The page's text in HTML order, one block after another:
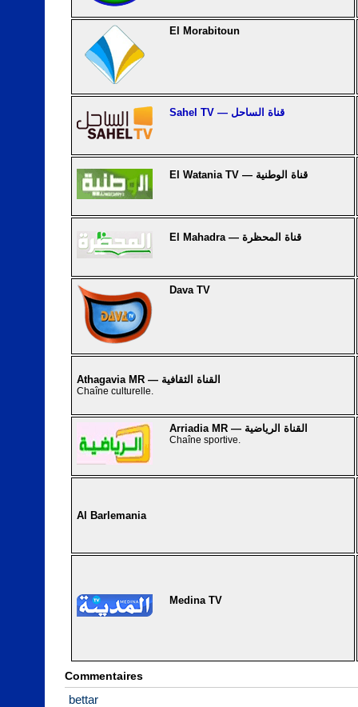
El Morabitoun
Sahel TV — قناة الساحل
El Watania TV — قناة الوطنية
El Mahadra — قناة المحظرة
Dava TV
Athagavia MR — القناة الثقافية
Chaîne culturelle.
Arriadia MR — القناة الرياضية
Chaîne sportive.
Al Barlemania
Medina TV
Commentaires
bettar